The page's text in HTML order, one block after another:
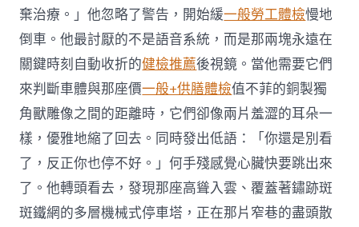
棄治療。」他忽略了警告，開始緩一般勞工體檢慢地
倒車。他最討厭的不是語音系統，而是那兩塊永遠在
關鍵時刻自動收折的健檢推薦後視鏡。當他需要它們
來判斷車體與那座價一般+供膳體檢值不菲的銅製獨
角獸雕像之間的距離時，它們卻像兩片羞澀的耳朵一
樣，優雅地縮了回去。同時發出低語：「你還是別看
了，反正你也停不好。」何手殘感覺心臟快要跳出來
了。他轉頭看去，發現那座高聳入雲、覆蓋著鏽跡斑
斑鐵網的多層機械式停車塔，正在那片窄巷的盡頭散